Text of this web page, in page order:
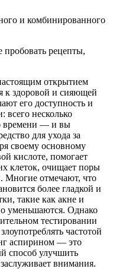
и комбинированного
рецепты,
открытием
к здоровой и сияющей
его доступность и
всего несколько
времени — и вы
для ухода за
своему основному
кислоте, помогает
клеток, очищает поры
Многие отмечают, что
более гладкой и
такие как акне и
уменьшаются. Однако
тестировании
частотой
аспирином — это
способ улучшить
внимания.